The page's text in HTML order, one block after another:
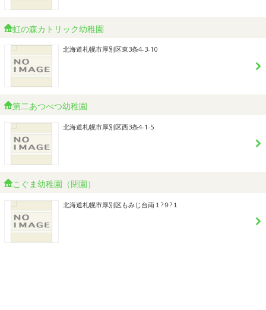
虹の森カトリック幼稚園
北海道札幌市厚別区東3条4-3-10
第二あつべつ幼稚園
北海道札幌市厚別区西3条4-1-5
こぐま幼稚園（閉園）
北海道札幌市厚別区もみじ台南１?９?１